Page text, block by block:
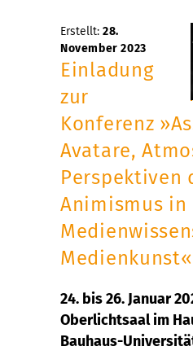
Erstellt: 28.
November 2023
Einladung
zur
Konferenz
Avatare,
Perspektiven
Animismus in
Medienkunst«
24. bis 26. Januar
Oberlichtsaal im
Bauhaus-